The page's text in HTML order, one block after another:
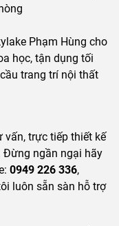
Phạm Hùng cho
học, tận dụng tối
trang trí nội thất
vấn, trực tiếp thiết kế
Đừng ngần ngại hãy
0949 226 336,
luôn sẵn sàn hỗ trợ